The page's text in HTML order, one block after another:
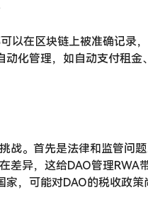
以在区块链上被准确记录
化管理，如自动支付租
战。首先是法律和监管问
异，这给DAO管理RWA
，可能对DAO的税收政